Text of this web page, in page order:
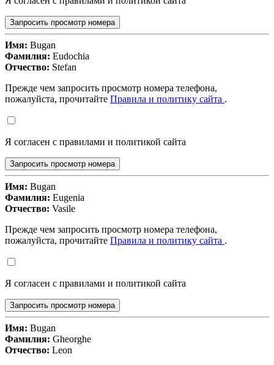
Запросить просмотр номера
Имя: Bugan
Фамилия: Eudochia
Отчество: Stefan
Прежде чем запросить просмотр номера телефона,
пожалуйста, прочитайте Правила и политику сайта .
Я согласен с правилами и политикой сайта
Запросить просмотр номера
Имя: Bugan
Фамилия: Eugenia
Отчество: Vasile
Прежде чем запросить просмотр номера телефона,
пожалуйста, прочитайте Правила и политику сайта .
Я согласен с правилами и политикой сайта
Запросить просмотр номера
Имя: Bugan
Фамилия: Gheorghe
Отчество: Leon